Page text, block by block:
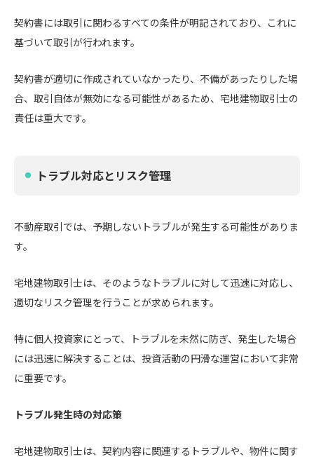
契約書には取引に関わるすべての条件が明記されており、これに
基づいて取引が行われます。
契約書が適切に作成されていなかったり、不備があったりした場
合、取引自体が無効になる可能性があるため、宅地建物取引士の
責任は重大です。
トラブル対応とリスク管理
不動産取引では、予期しないトラブルが発生する可能性がありま
す。
宅地建物取引士は、そのようなトラブルに対して迅速に対応し、
適切なリスク管理を行うことが求められます。
特に個人投資家にとって、トラブルを未然に防ぎ、発生した場合
には迅速に解決することは、投資活動の円滑な運営において非常
に重要です。
トラブル発生時の対応策
宅地建物取引士は、契約内容に関連するトラブルや、物件に関す